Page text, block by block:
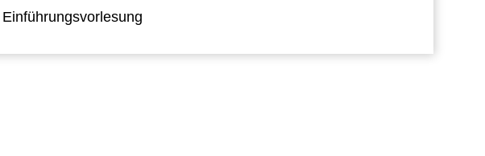
Einführungsvorlesung